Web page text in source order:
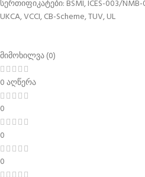
სერთიფიკატები: BSMI, ICES-003/NMB-
UKCA, VCCI, CB-Scheme, TUV, UL
მიმოხილვა (0)
0 აღწერა
0
0
0